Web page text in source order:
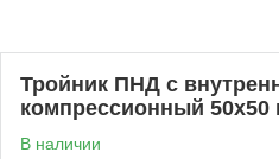
Тройник ПНД с
компрессионный
В наличии